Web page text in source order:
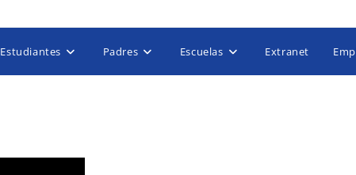
Estudiantes Padres Escuelas Extranet